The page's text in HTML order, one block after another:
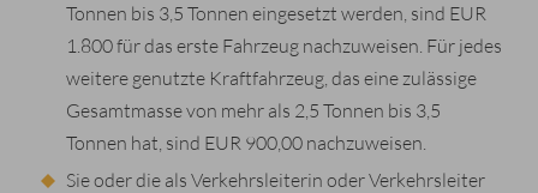
Tonnen bis 3,5 Tonnen eingesetzt werden, sind EUR
1.800 für das erste Fahrzeug nachzuweisen. Für jedes
weitere genutzte Kraftfahrzeug, das eine zulässige
Gesamtmasse von mehr als 2,5 Tonnen bis 3,5
Tonnen hat, sind EUR 900,00 nachzuweisen.
Sie oder die als Verkehrsleiterin oder Verkehrsleiter